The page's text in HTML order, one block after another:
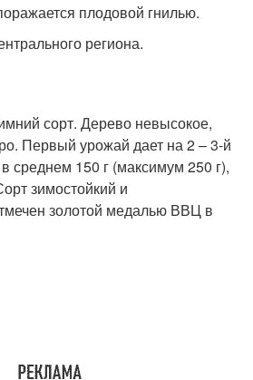
плодовой гнилью.
региона.
сорт. Дерево невысокое,
Первый урожай дает на 2 – 3-й
среднем 150 г (максимум 250 г),
зимостойкий и
золотой медалью ВВЦ в